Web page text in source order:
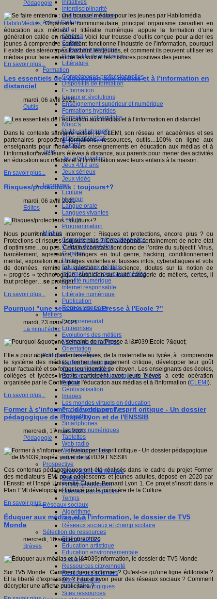
Initiatives
Interdisciplinarité
Outils pour la classe
Arts et Culture
Art
Cinéma
Culture
Culture et numérique
Dispositifs de médiation
Littérature
Formation
Compétences professionnelles
Dispositifs de formation
E- formation
Enjeux et évolutions
Enseignement supérieur et numérique
Formations hybrides
Formation universitaire
Mooc’s
Outils collaboratifs
Sites ressources
Tutorat
Jeux
Jeu et éducation
Jeux 4/12 ans
Jeux sérieux
Jeux vidéo
Langages
Ecriture
Humour
Langue orale
Langues vivantes
Lecture
Programmation
Médias
Compétences informationnelles
Culture des médias
Curation
Droits
Education aux médias
Information et nouveaux médias
Identité numérique
Internet responsable
Littératie numérique
Publication
Réseaux sociaux
Métiers
Entrepreneuriat
Entreprises
Evolutions des métiers
Métiers du numérique
Orientation
Pratiques numériques
Cartes heuristiques
Classes inversées
Environnement Numérique de Travail
Fablab
Géolocalisation
Images
Les mondes virtuels en éducation
Pratiques collaboratives
Podcasting
Smartphones
Tableaux numériques
Tablettes
Web radio
Webdocumentaire
eTwinning
Prospective
Ecosystème numérique
Espaces
Politique éducative
Scénarios prospectifs
Temps
Réseaux sociaux
Algorithme
Données
Réseaux sociaux et champ scolaire
Sélection de ressources
Bibliographies
Education artistique
Education environnementale
Histoire
Ressources citoyenneté
Ressources sciences
Sites éducatifs
Sites pédagogiques
Sites ressources
Pédagogie
HabiloMédias,Organisme communautaire, principal organisme canadien en
éducation aux médias et littératie numérique appuie la formation d’une
génération calée en médias ! Voici leur trousse d’outils conçue pour aider les
jeunes à comprendre comment fonctionne l’industrie de l’information, pourquoi
il existe des stéréotypes touchant les jeunes, et comment ils peuvent utiliser les
médias pour faire entendre les voix et les histoires positives des jeunes.
En savoir plus...
Les essentiels de l’éducation aux médias et à l’information en
distanciel
mardi, 06 avril 2021
Outils
Dans le contexte sanitaire actuel, le CLEMI, son réseau en académies et ses
partenaires proposent formations, ressources, outils…100% en ligne aux
enseignants pour mener leurs enseignements en éducation aux médias et à
l’information avec leurs élèves à distance, aux parents pour mener des activités
en éducation aux médias et à l’information avec leurs enfants à la maison.
En savoir plus...
Risques/protections : toujours+?
mardi, 06 avril 2021
Editos
Nous pourrions nous interroger : Risques et protections, encore plus ? ou
Protections et risques toujours plus ? Cela dépend certainement de notre état
d’optimisme…ou pas. Certains constats sont donc de l’ordre du subjectif. Virus,
harcèlement, agressions, dangers en tout genre, hacking, conditionnement
mental, exposition aux images violentes et fausses infos, cyberattaques et vols
de données, remise en question de la science, doutes sur la notion de
« progrès » technologique, suspicion sur toute catégorie de métiers, certes, il
faut protéger…se protéger.
En savoir plus...
Pourquoi "une semaine de la Presse à l'Ecole ?"
mardi, 23 mars 2021
La minut’éduc
Elle a pour objectif d'aider les élèves, de la maternelle au lycée, à : comprendre
le système des médias, former leur jugement critique, développer leur goût
pour l'actualité et se forger leur identité de citoyen. Les enseignants des écoles,
collèges et lycées inscrits participent avec leurs élèves à cette opération
organisée par le Centre pour l'éducation aux médias et à l'information (CLEMI ).
En savoir plus...
Former à s’informer : développer l’esprit critique - Un dossier
pédagogique de l'Inspé Lyon et de l'ENSSIB
mercredi, 17 mars 2021
Pédagogie
Ces contenus pédagogiques ont été réalisés dans le cadre du projet Former
des médiateurs EMI pour adolescents et jeunes adultes, déposé en 2020 par
l’Enssib et l’Inspé Université Claude Bernard Lyon 1. Ce projet s’inscrit dans le
Plan EMI développé et financé par le ministère de la Culture.
En savoir plus...
Éduquer aux médias et à l'information, le dossier de TV5
Monde
mercredi, 16 septembre 2020
Brèves
Sur TV5 Monde : Comment bien s'informer ? Qu'est-ce qu'une ligne éditoriale ?
Et la liberté d'expression ? Faut-il avoir peur des réseaux sociaux ? Comment
décrypter une affiche publicitaire ?